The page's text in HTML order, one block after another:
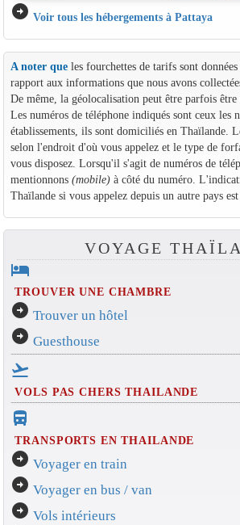
arrow_circle_right Voir tous les hébergements à Pattaya
A noter queles fourchettes de tarifs sont
rapport aux informations que nous avons
De même, la géolocalisation peut être parfois être
Les numéros de téléphone indiqués sont ceux les
établissements, ils sont domiciliés en Thaïlande.
selon l'endroit d'où vous appelez et le type de
vous disposez. Lorsqu'il s'agit de numéros de
mentionnons (mobile)à côté du numéro.
Thaïlande si vous appelez depuis un autre pays
VOYAGE
hotel
TROUVER UNE CHAMBRE
arrow_circle_right Trouver un hôtel
arrow_circle_right Guesthouse
flight_takeoff
VOLS PAS CHERS THAILANDE
directions_bus_filled
TRANSPORTS EN THAILANDE
arrow_circle_right Voyager en train
arrow_circle_right Voyager en bus / van
arrow_circle_right Vols intérieurs